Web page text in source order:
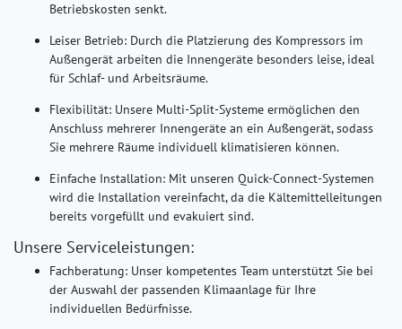
Betriebskosten senkt.
Leiser Betrieb: Durch die Platzierung des Kompressors im
Außengerät arbeiten die Innengeräte besonders leise, ideal
für Schlaf- und Arbeitsräume.
Flexibilität: Unsere Multi-Split-Systeme ermöglichen den
Anschluss mehrerer Innengeräte an ein Außengerät, sodass
Sie mehrere Räume individuell klimatisieren können.
Einfache Installation: Mit unseren Quick-Connect-Systemen
wird die Installation vereinfacht, da die Kältemittelleitungen
bereits vorgefüllt und evakuiert sind.
Unsere Serviceleistungen:
Fachberatung: Unser kompetentes Team unterstützt Sie bei
der Auswahl der passenden Klimaanlage für Ihre
individuellen Bedürfnisse.